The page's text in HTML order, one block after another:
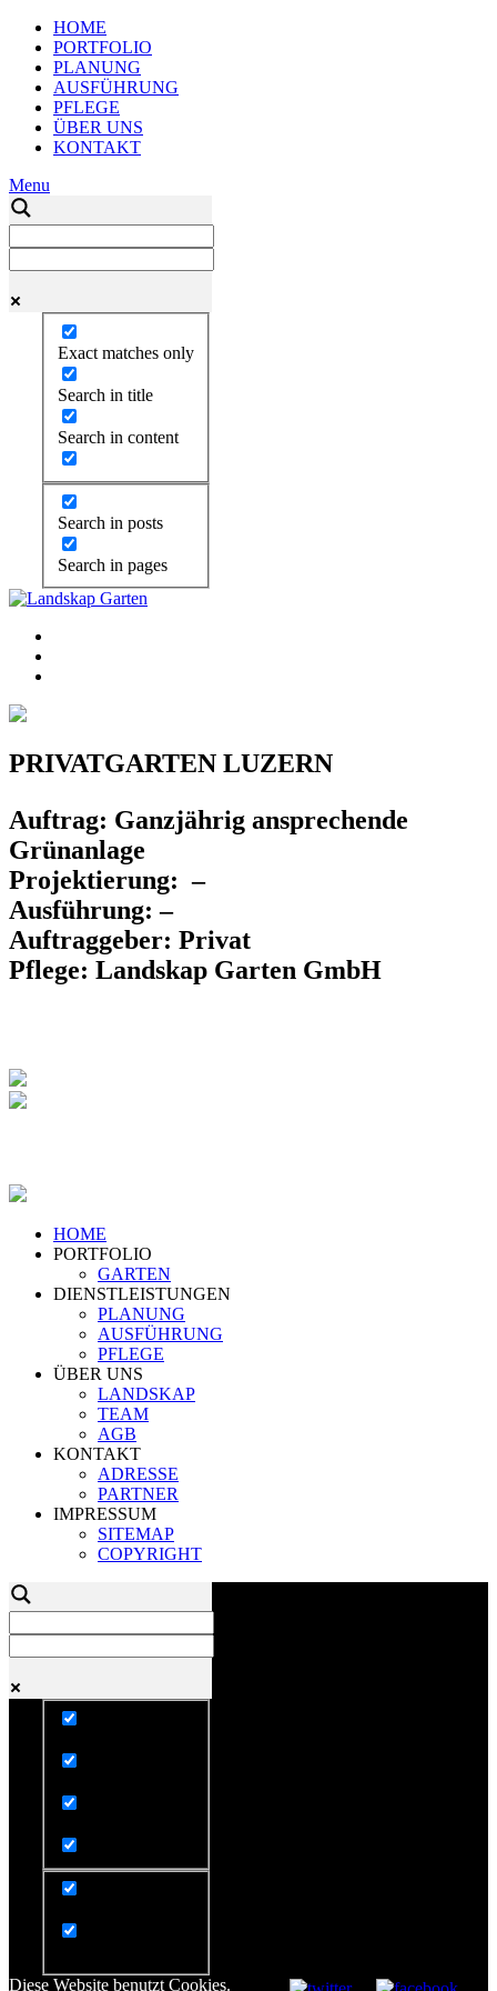
HOME
PORTFOLIO
PLANUNG
AUSFÜHRUNG
PFLEGE
ÜBER UNS
KONTAKT
Menu
Exact matches only
Search in title
Search in content
Search in posts
Search in pages
PRIVATGARTEN LUZERN
Auftrag: Ganzjährig ansprechende
Grünanlage
Projektierung: –
Ausführung: –
Auftraggeber: Privat
Pflege: Landskap Garten GmbH
HOME
PORTFOLIO
GARTEN
DIENSTLEISTUNGEN
PLANUNG
AUSFÜHRUNG
PFLEGE
ÜBER UNS
LANDSKAP
TEAM
AGB
KONTAKT
ADRESSE
PARTNER
IMPRESSUM
SITEMAP
COPYRIGHT
Diese Website benutzt Cookies.